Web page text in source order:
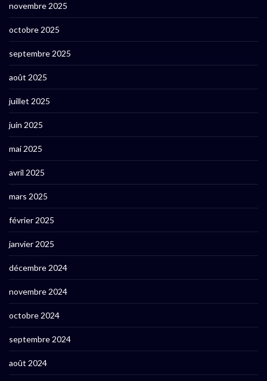
novembre 2025
octobre 2025
septembre 2025
août 2025
juillet 2025
juin 2025
mai 2025
avril 2025
mars 2025
février 2025
janvier 2025
décembre 2024
novembre 2024
octobre 2024
septembre 2024
août 2024